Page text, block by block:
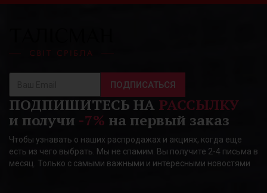
ПОДПИСАТЬСЯ
ПОДПИШИТЕСЬ НА РАССЫЛКУ
и получи -7% на первый заказ
Чтобы узнавать о наших распродажах и акциях, когда еще
есть из чего выбрать. Мы не спамим. Вы получите 2-4 письма в
месяц. Только с самыми важными и интересными новостями